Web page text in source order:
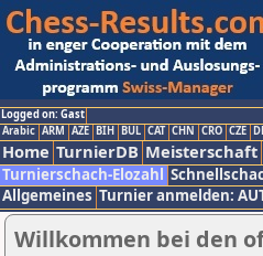
Logged on: Gast
Arabic ARM AZE BIH BUL CAT CHN CRO CZE
Home TurnierDB Meisterschaft
Turnierschach-Elozahl
Allgemeines Turnier anmelden:
Willkommen bei den